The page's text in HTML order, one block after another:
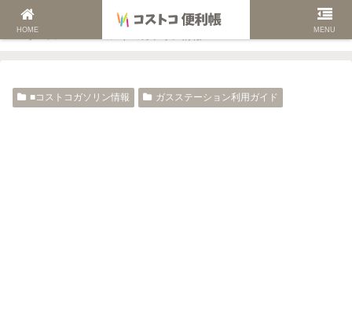
ホーム
■コストコガソリン情報 ガスステーション利用ガイド
HOME MENU